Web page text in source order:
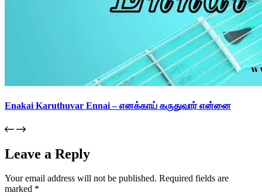
Enakai Karuthuvar Ennai – எனக்காய் கருதுவார் என்னை
Leave a Reply
Your email address will not be published. Required fields are
marked *